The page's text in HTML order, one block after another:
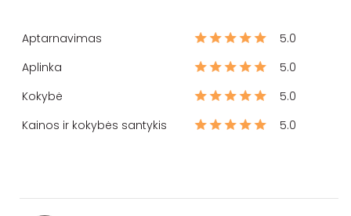
Aptarnavimas
5.0
Aplinka
5.0
Kokybė
5.0
Kainos ir kokybės santykis
5.0